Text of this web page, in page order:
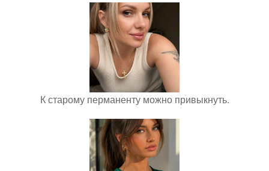
К старому перманенту можно привыкнуть.